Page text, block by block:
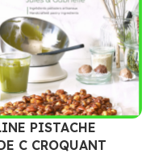
PISTACHE
C CROQUANT